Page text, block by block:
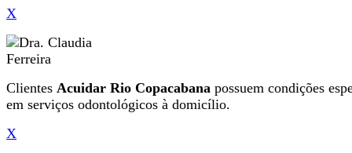
X
Clientes Acuidar Rio Copacabana possuem condições
em serviços odontológicos à domicílio.
X